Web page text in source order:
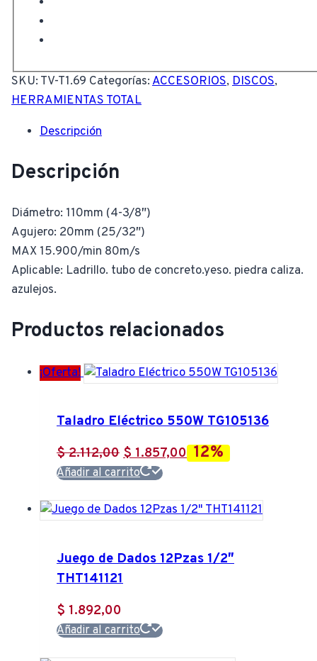
SKU: TV-T1.69 Categorías:ACCESORIOS, DISCOS,
HERRAMIENTAS TOTAL
Descripción
Descripción
Diámetro: 110mm (4-3/8″)
Agujero: 20mm (25/32″)
MAX 15.900/min 80m/s
Aplicable: Ladrillo. tubo de concreto.yeso. piedra caliza.
azulejos.
Productos relacionados
¡Oferta!
Taladro Eléctrico 550W TG105136
$2.112,00 El
precio
era:
$1.857,00El
es:
12%
Añadir al carrito
Juego de Dados 12Pzas 1/2″
THT141121
$ 1.892,00
Añadir al carrito